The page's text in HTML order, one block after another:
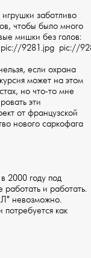
заботливо
чтобы было много
мишки без голов:
9281.jpg pic://
если охрана
может на этом
но что-то мне
эти
от французской
нового саркофага
2000 году под
и работать.
невозможно.
как